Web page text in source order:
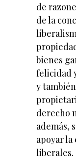
de
de la
bienes
felicidad
y
derecho
además,
apoyar la
liberales.